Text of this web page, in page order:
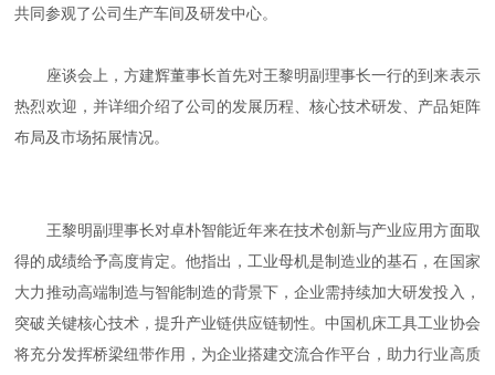
共同参观了公司生产车间及研发中心。
座谈会上，方建辉董事长首先对王黎明副理事长一行的到来表示
热烈欢迎，并详细介绍了公司的发展历程、核心技术研发、产品矩阵
布局及市场拓展情况。
王黎明副理事长对卓朴智能近年来在技术创新与产业应用方面取
得的成绩给予高度肯定。他指出，工业母机是制造业的基石，在国家
大力推动高端制造与智能制造的背景下，企业需持续加大研发投入，
突破关键核心技术，提升产业链供应链韧性。中国机床工具工业协会
将充分发挥桥梁纽带作用，为企业搭建交流合作平台，助力行业高质